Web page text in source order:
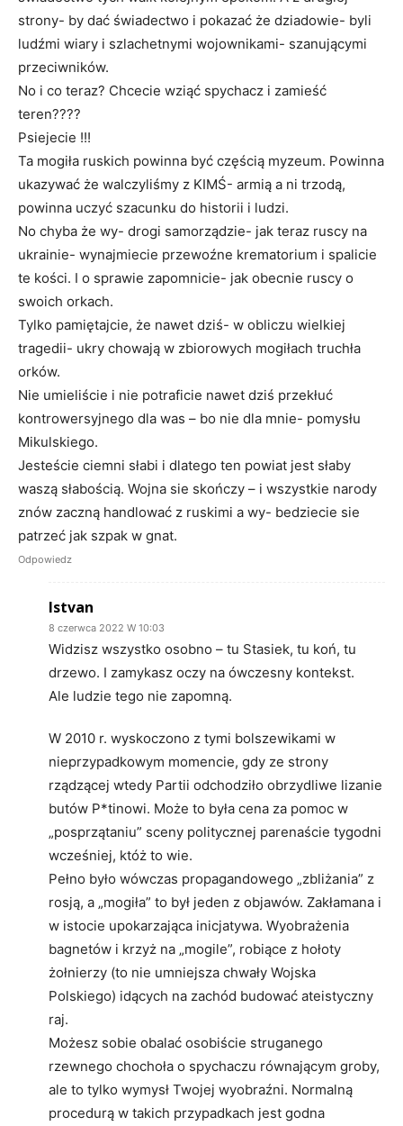
strony- by dać świadectwo i pokazać że dziadowie- byli
ludźmi wiary i szlachetnymi wojownikami- szanującymi
przeciwników.
No i co teraz? Chcecie wziąć spychacz i zamieść
teren????
Psiejecie !!!
Ta mogiła ruskich powinna być częścią myzeum. Powinna
ukazywać że walczyliśmy z KIMŚ- armią a ni trzodą,
powinna uczyć szacunku do historii i ludzi.
No chyba że wy- drogi samorządzie- jak teraz ruscy na
ukrainie- wynajmiecie przewoźne krematorium i spalicie
te kości. I o sprawie zapomnicie- jak obecnie ruscy o
swoich orkach.
Tylko pamiętajcie, że nawet dziś- w obliczu wielkiej
tragedii- ukry chowają w zbiorowych mogiłach truchła
orków.
Nie umieliście i nie potraficie nawet dziś przekłuć
kontrowersyjnego dla was – bo nie dla mnie- pomysłu
Mikulskiego.
Jesteście ciemni słabi i dlatego ten powiat jest słaby
waszą słabością. Wojna sie skończy – i wszystkie narody
znów zaczną handlować z ruskimi a wy- bedziecie sie
patrzeć jak szpak w gnat.
Odpowiedz
Istvan
8 czerwca 2022 W 10:03
Widzisz wszystko osobno – tu Stasiek, tu koń, tu
drzewo. I zamykasz oczy na ówczesny kontekst.
Ale ludzie tego nie zapomną.
W 2010 r. wyskoczono z tymi bolszewikami w
nieprzypadkowym momencie, gdy ze strony
rządzącej wtedy Partii odchodziło obrzydliwe lizanie
butów P*tinowi. Może to była cena za pomoc w
„posprzątaniu” sceny politycznej parenaście tygodni
wcześniej, któż to wie.
Pełno było wówczas propagandowego „zbliżania” z
rosją, a „mogiła” to był jeden z objawów. Zakłamana i
w istocie upokarzająca inicjatywa. Wyobrażenia
bagnetów i krzyż na „mogile”, robiące z hołoty
żołnierzy (to nie umniejsza chwały Wojska
Polskiego) idących na zachód budować ateistyczny
raj.
Możesz sobie obalać osobiście struganego
rzewnego chochoła o spychaczu równającym groby,
ale to tylko wymysł Twojej wyobraźni. Normalną
procedurą w takich przypadkach jest godna